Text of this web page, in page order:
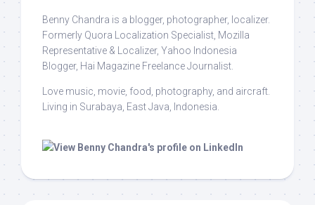
Benny Chandra is a blogger, photographer, localizer.
Formerly Quora Localization Specialist, Mozilla
Representative & Localizer, Yahoo Indonesia
Blogger, Hai Magazine Freelance Journalist.
Love music, movie, food, photography, and aircraft.
Living in Surabaya, East Java, Indonesia.